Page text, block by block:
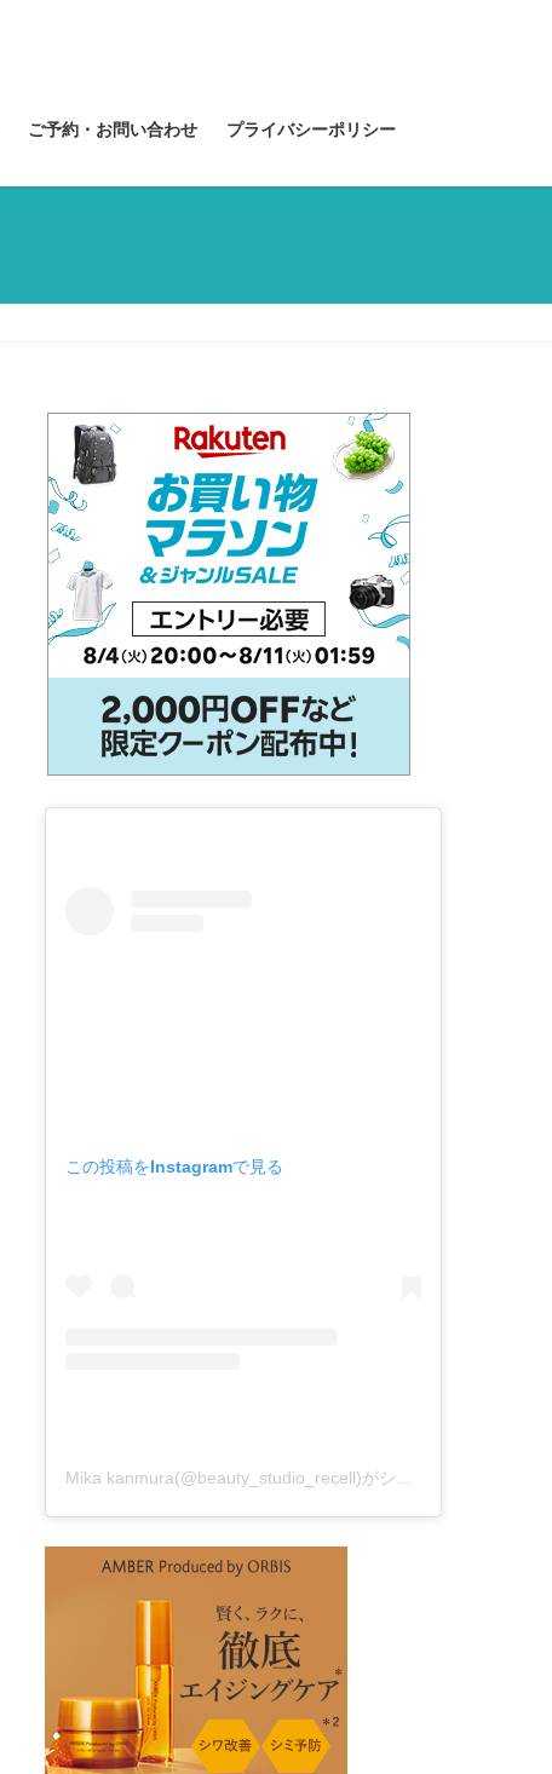
ご予約・お問い合わせ プライバシーポリシー
この投稿をInstagramで見る
Mika kanmura(@beauty_studio_recell)がシェアした投稿